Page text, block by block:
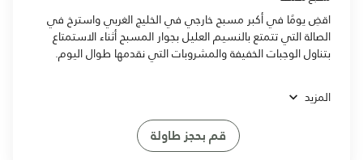
اقضِ يومًا في أكبر مسبح خارجي في الخليج الغربي واسترخ في
الصالة التي تتمتع بالنسيم العليل بجوار المسبح أثناء الاستمتاع
بتناول الوجبات الخفيفة والمشروبات التي نقدمها طوال اليوم.
المزيد
قم بحجز طاولة